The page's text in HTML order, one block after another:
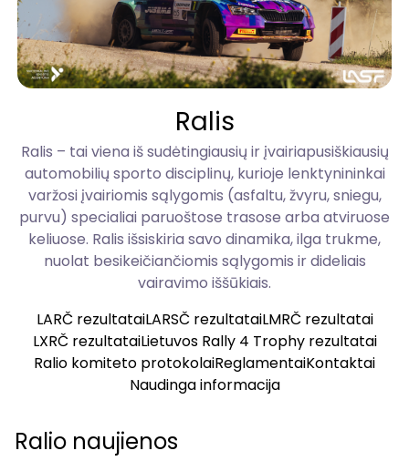
Ralis
Ralis – tai viena iš sudėtingiausių ir įvairiapusiškiausių
automobilių sporto disciplinų, kurioje lenktynininkai
varžosi įvairiomis sąlygomis (asfaltu, žvyru, sniegu,
purvu) specialiai paruoštose trasose arba atviruose
keliuose. Ralis išsiskiria savo dinamika, ilga trukme,
nuolat besikeičiančiomis sąlygomis ir dideliais
vairavimo iššūkiais.
LARČ rezultataiLARSČ rezultataiLMRČ rezultatai
LXRČ rezultataiLietuvos Rally 4 Trophy rezultatai
Ralio komiteto protokolaiReglamentaiKontaktai
Naudinga informacija
Ralio naujienos